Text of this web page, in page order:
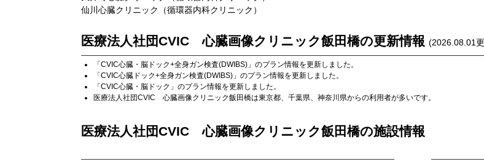
仙川心臓クリニック（循環器内科クリニック）
医療法人社団CVIC 心臓画像クリニック飯田橋の更新情報 (2026.08.01
「 CVIC心臓・脳ドック+全身ガン検査(DWIBS) 」のプラン情報を更新しました。
「 CVIC心臓ドック+全身ガン検査(DWIBS) 」のプラン情報を更新しました。
「 CVIC心臓・脳ドック 」のプラン情報を更新しました。
医療法人社団CVIC 心臓画像クリニック飯田橋は東京都、 千葉県、 神奈川県からの利用者が多いです。
医療法人社団CVIC 心臓画像クリニック飯田橋の施設情報